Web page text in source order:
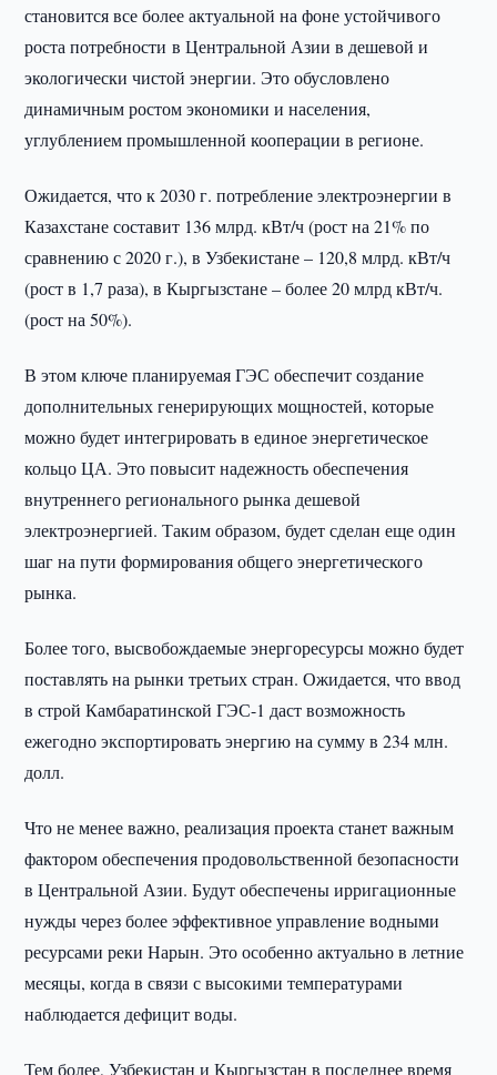
становится все более актуальной на фоне устойчивого
роста потребности в Центральной Азии в дешевой и
экологически чистой энергии. Это обусловлено
динамичным ростом экономики и населения,
углублением промышленной кооперации в регионе.
Ожидается, что к 2030 г. потребление электроэнергии в
Казахстане составит 136 млрд. кВт/ч (рост на 21% по
сравнению с 2020 г.), в Узбекистане – 120,8 млрд. кВт/ч
(рост в 1,7 раза), в Кыргызстане – более 20 млрд кВт/ч.
(рост на 50%).
В этом ключе планируемая ГЭС обеспечит создание
дополнительных генерирующих мощностей, которые
можно будет интегрировать в единое энергетическое
кольцо ЦА. Это повысит надежность обеспечения
внутреннего регионального рынка дешевой
электроэнергией. Таким образом, будет сделан еще один
шаг на пути формирования общего энергетического
рынка.
Более того, высвобождаемые энергоресурсы можно будет
поставлять на рынки третьих стран. Ожидается, что ввод
в строй Камбаратинской ГЭС-1 даст возможность
ежегодно экспортировать энергию на сумму в 234 млн.
долл.
Что не менее важно, реализация проекта станет важным
фактором обеспечения продовольственной безопасности
в Центральной Азии. Будут обеспечены ирригационные
нужды через более эффективное управление водными
ресурсами реки Нарын. Это особенно актуально в летние
месяцы, когда в связи с высокими температурами
наблюдается дефицит воды.
Тем более, Узбекистан и Кыргызстан в последнее время